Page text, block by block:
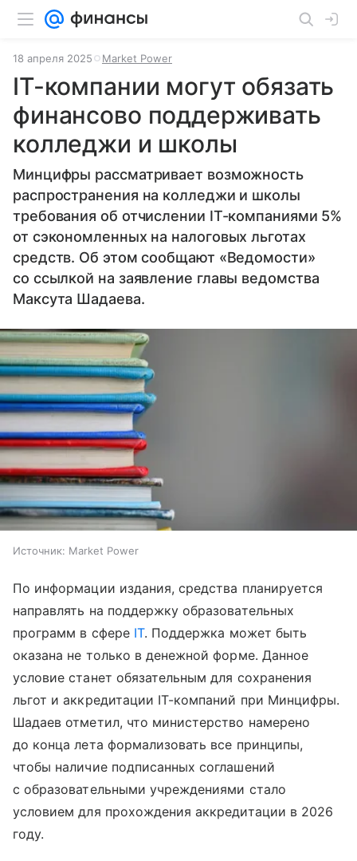
18 апреля 2025 Market Power
IT-компании могут обязать
финансово поддерживать
колледжи и школы
Минцифры рассматривает возможность
распространения на колледжи и школы
требования об отчислении IT-компаниями 5%
от сэкономленных на налоговых льготах
средств. Об этом сообщают «Ведомости»
со ссылкой на заявление главы ведомства
Максута Шадаева.
Источник: Market Power
По информации издания, средства планируется
направлять на поддержку образовательных
программ в сфере IT. Поддержка может быть
оказана не только в денежной форме. Данное
условие станет обязательным для сохранения
льгот и аккредитации IT-компаний при Минцифры.
Шадаев отметил, что министерство намерено
до конца лета формализовать все принципы,
чтобы наличие подписанных соглашений
с образовательными учреждениями стало
условием для прохождения аккредитации в 2026
году.